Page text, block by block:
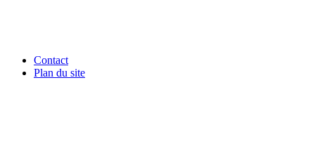
Contact
Plan du site